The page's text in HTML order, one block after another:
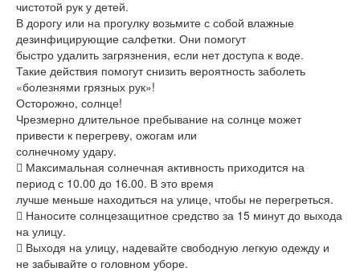
чистотой рук у детей.
В дорогу или на прогулку возьмите с собой влажные
дезинфицирующие салфетки. Они помогут
быстро удалить загрязнения, если нет доступа к воде.
Такие действия помогут снизить вероятность заболеть
«болезнями грязных рук»!
Осторожно, солнце!
Чрезмерно длительное пребывание на солнце может
привести к перегреву, ожогам или
солнечному удару.
 Максимальная солнечная активность приходится на
период с 10.00 до 16.00. В это время
лучше меньше находиться на улице, чтобы не перегреться.
 Наносите солнцезащитное средство за 15 минут до выхода
на улицу.
 Выходя на улицу, надевайте свободную легкую одежду и
не забывайте о головном уборе.